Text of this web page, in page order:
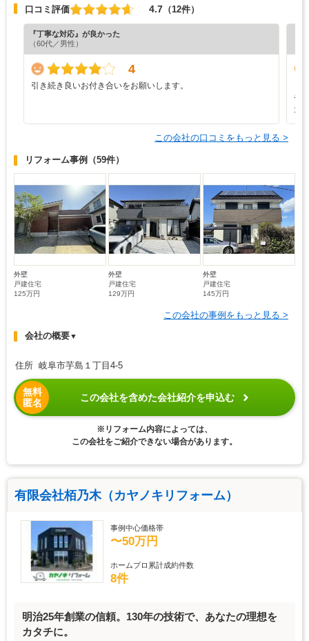
口コミ評価 4.7 （12件）
『丁寧な対応』が良かった
（60代／男性）
4
引き続き良いお付き合いをお願いします。
や
た
この会社の口コミをもっと見る >
リフォーム事例 （59件）
外壁
戸建住宅
125万円
外壁
戸建住宅
129万円
外壁
戸建住宅
145万円
この会社の事例をもっと見る >
会社の概要▼
住所 岐阜市芋島１丁目4-5
無料
匿名
この会社を含めた会社紹介を申込む
※リフォーム内容によっては、
この会社をご紹介できない場合があります。
有限会社栢乃木（カヤノキリフォーム）
事例中心価格帯
〜50万円
ホームプロ累計成約件数
8件
明治25年創業の信頼。130年の技術で、あなたの理想を
カタチに。